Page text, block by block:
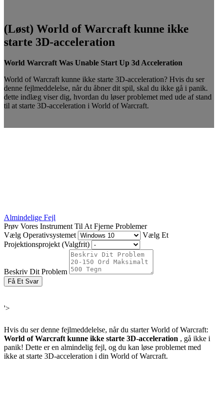
(Løst) World of Warcraft kunne ikke
starte 3D-acceleration
World Warcraft Was Unable Start Up 3d Acceleration
World of Warcraft kunne ikke starte 3D-acceleration? Hvis du ser
denne fejlmeddelelse, når du åbner dit spil, skal du ikke gå i panik.
dette indlæg viser dig, hvordan du løser problemet med ude af stand
til at starte 3D-acceleration i World of Warcraft.
Almindelige Fejl
Prøv Vores Instrument Til At Fjerne Problemer
Vælg Operativsystemet
Vælg Et
Projektionsprojekt (Valgfrit)
Beskriv Dit Problem
Få Et Svar
'>
Hvis du ser denne fejlmeddelelse, når du starter World of Warcraft:
World of Warcraft kunne ikke starte 3D-acceleration , gå ikke i
panik! Dette er en almindelig fejl, og du kan løse problemet med
ikke at starte 3D-acceleration i din World of Warcraft.